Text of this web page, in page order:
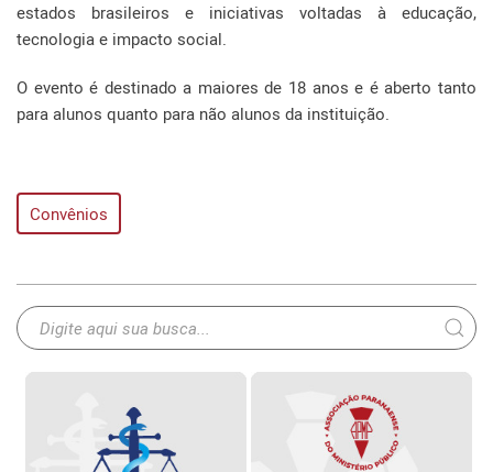
estados brasileiros e iniciativas voltadas à educação,
tecnologia e impacto social.
O evento é destinado a maiores de 18 anos e é aberto tanto
para alunos quanto para não alunos da instituição.
Convênios